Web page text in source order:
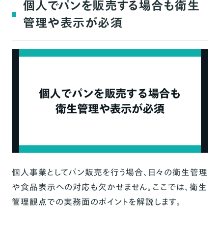
個人でパンを販売する場合も衛生
管理や表示が必須
個人事業としてパン販売を行う場合、日々の衛生管理
や食品表示への対応も欠かせません。ここでは、衛生
管理観点での実務面のポイントを解説します。